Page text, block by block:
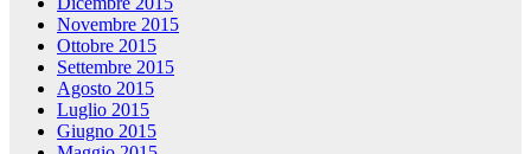
Novembre 2015
Ottobre 2015
Settembre 2015
Agosto 2015
Luglio 2015
Giugno 2015